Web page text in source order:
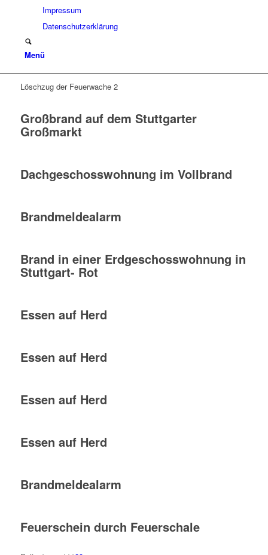
Impressum
Datenschutzerklärung
Menü
Löschzug der Feuerwache 2
Großbrand auf dem Stuttgarter
Großmarkt
Dachgeschosswohnung im Vollbrand
Brandmeldealarm
Brand in einer Erdgeschosswohnung in
Stuttgart- Rot
Essen auf Herd
Essen auf Herd
Essen auf Herd
Essen auf Herd
Brandmeldealarm
Feuerschein durch Feuerschale